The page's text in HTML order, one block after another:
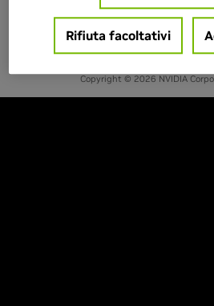
IT - ITALIA
Privacy Termini di
Copyright © 2026 NVIDIA
Rifiuta facoltativi